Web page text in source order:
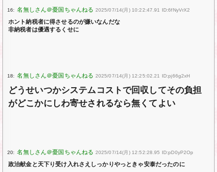
16: 2025/07/14(月) 10:22:47.91 ID:6fNyVrX2
ホント納税者に得させるのが嫌いなんだな
非納税者は優遇するくせに
18: 2025/07/14(月) 12:25:02.21 ID:pj66g2xH
どうせいつかシステムコストで回収してその負担
がどこかにしわ寄せされるなら無くてよい
20: 2025/07/14(月) 12:52:28.95 ID:pD0yP2Op
政治献金と天下り受け入れさえしっかりやっときゃ安泰だったのに